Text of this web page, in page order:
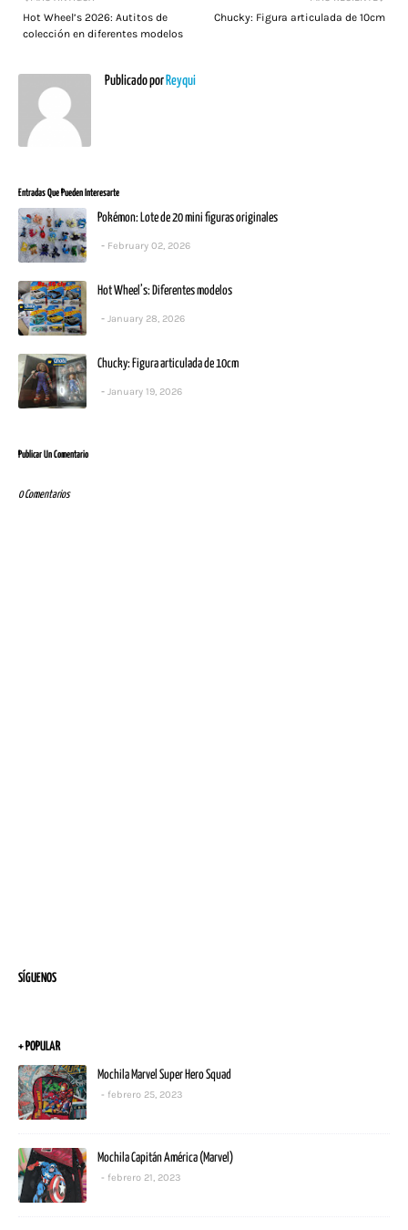
Chucky: Figura articulada de 10cm
Hot Wheel’s 2026: Autitos de
colección en diferentes modelos
Publicado porReyqui
Entradas Que Pueden Interesarte
Pokémon: Lote de 20 mini figuras originales
February 02, 2026
Hot Wheel’s: Diferentes modelos
January 28, 2026
Chucky: Figura articulada de 10cm
January 19, 2026
Publicar Un Comentario
0 Comentarios
SÍGUENOS
+ POPULAR
Mochila Marvel Super Hero Squad
febrero 25, 2023
Mochila Capitán América (Marvel)
febrero 21, 2023